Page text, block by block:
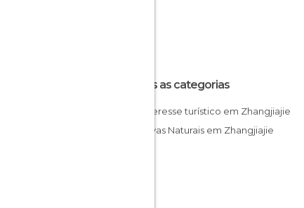
Todas as categorias
De interesse turístico em Zhangjiajie
Reservas Naturais em Zhangjiajie